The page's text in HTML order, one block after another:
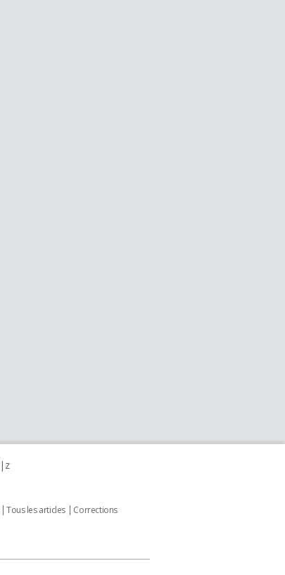
z
Tous les articles
Corrections